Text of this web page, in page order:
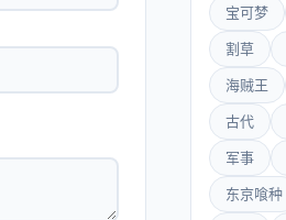
宝可梦
割草
海贼王
古代
军事
东京喰种